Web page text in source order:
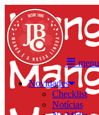
menu
Novidades
Checklist
Notícias